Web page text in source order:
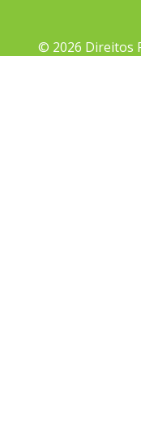
© 2026 Direitos